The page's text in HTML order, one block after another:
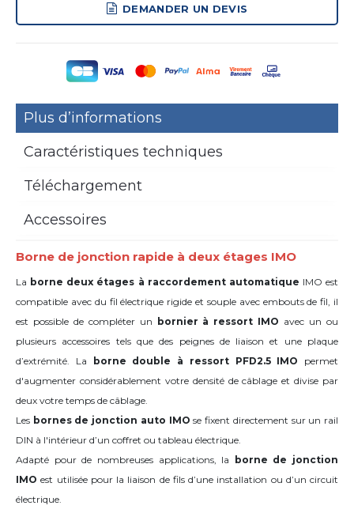
DEMANDER UN DEVIS
Plus d’informations
Caractéristiques techniques
Téléchargement
Accessoires
Borne de jonction rapide à deux étages IMO
La borne deux étages à raccordement automatique IMO est
compatible avec du fil électrique rigide et souple avec embouts de fil, il
est possible de compléter un
bornier à ressort IMO avec un ou
plusieurs accessoires tels que des peignes de liaison et une plaque
d’extrémité. La borne double à ressort PFD2.5 IMO permet
d'augmenter considérablement votre densité de câblage et divise par
deux votre temps de câblage.
Les bornes de jonction auto IMO se fixent directement sur un rail
DIN à l'intérieur d’un coffret ou tableau électrique.
Adapté pour de nombreuses applications, la
borne de jonction
IMO est utilisée pour la liaison de fils d’une installation ou d’un circuit
électrique.